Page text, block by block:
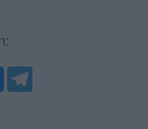
Messenger